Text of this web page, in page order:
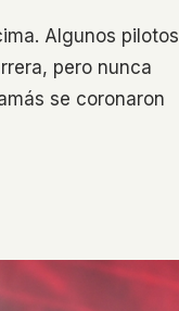
Algunos pilotos
pero nunca
se coronaron